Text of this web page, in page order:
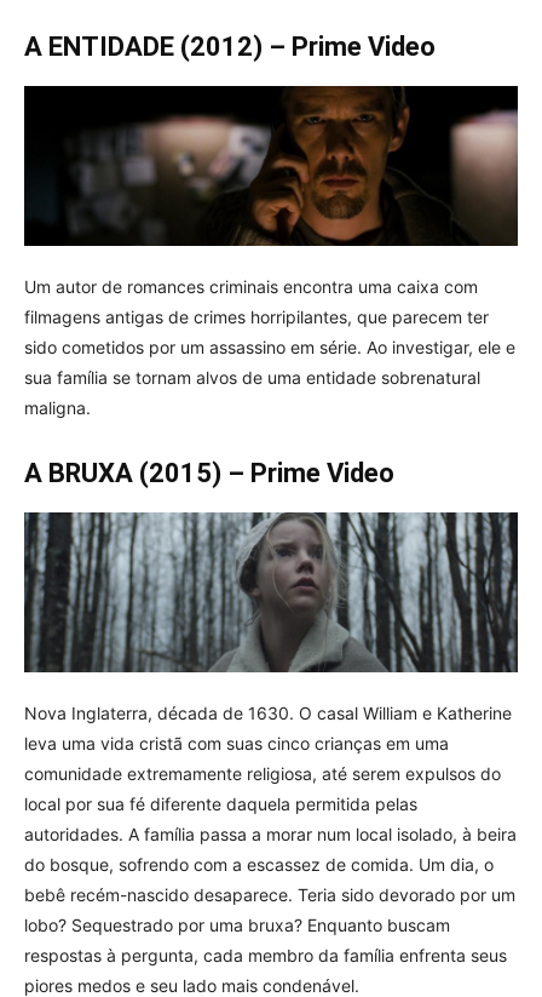
A ENTIDADE (2012) – Prime Video
Um autor de romances criminais encontra uma caixa com
filmagens antigas de crimes horripilantes, que parecem ter
sido cometidos por um assassino em série. Ao investigar, ele e
sua família se tornam alvos de uma entidade sobrenatural
maligna.
A BRUXA (2015) – Prime Video
Nova Inglaterra, década de 1630. O casal William e Katherine
leva uma vida cristã com suas cinco crianças em uma
comunidade extremamente religiosa, até serem expulsos do
local por sua fé diferente daquela permitida pelas
autoridades. A família passa a morar num local isolado, à beira
do bosque, sofrendo com a escassez de comida. Um dia, o
bebê recém-nascido desaparece. Teria sido devorado por um
lobo? Sequestrado por uma bruxa? Enquanto buscam
respostas à pergunta, cada membro da família enfrenta seus
piores medos e seu lado mais condenável.